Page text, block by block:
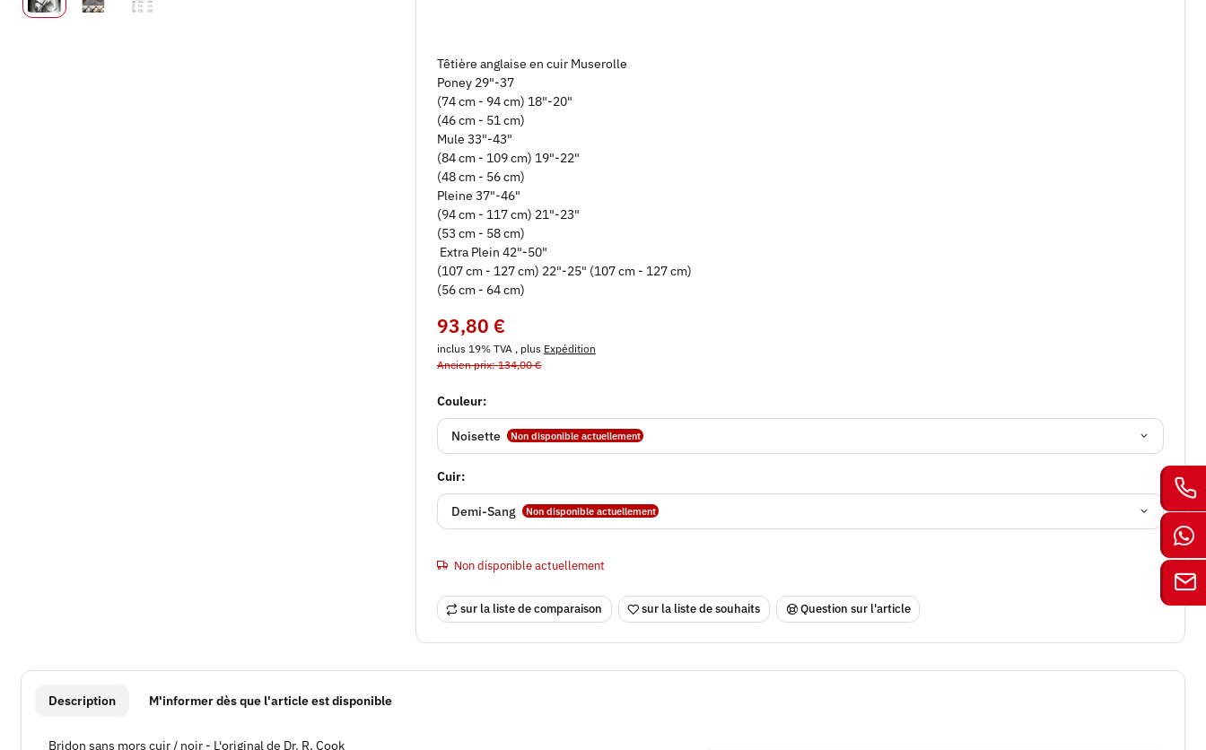
Têtière anglaise en cuir Muserolle
Poney 29"-37
(74 cm - 94 cm) 18"-20"
(46 cm - 51 cm)
Mule 33"-43"
(84 cm - 109 cm) 19"-22"
(48 cm - 56 cm)
Pleine 37"-46"
(94 cm - 117 cm) 21"-23"
(53 cm - 58 cm)
Extra Plein 42"-50"
(107 cm - 127 cm) 22"-25" (107 cm - 127 cm)
(56 cm - 64 cm)
93,80 €
inclus 19% TVA , plus Expédition
Ancien prix: 134,00 €
Couleur:
Noisette Non disponible actuellement
Cuir:
Demi-Sang Non disponible actuellement
Non disponible actuellement
sur la liste de comparaison sur la liste de souhaits Question sur l'article
#productDetails.showMoreTabs#
Description M'informer dès que l'article est disponible
Bridon sans mors cuir / noir - L'original de Dr. R. Cook